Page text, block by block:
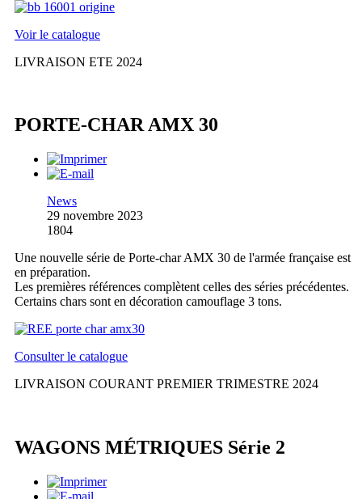
Voir le catalogue
LIVRAISON ETE 2024
PORTE-CHAR AMX 30
News
29 novembre 2023
1804
Une nouvelle série de Porte-char AMX 30 de l'armée française est
en préparation.
Les premières références complètent celles des séries précédentes.
Certains chars sont en décoration camouflage 3 tons.
Consulter le catalogue
LIVRAISON COURANT PREMIER TRIMESTRE 2024
WAGONS MÉTRIQUES Série 2